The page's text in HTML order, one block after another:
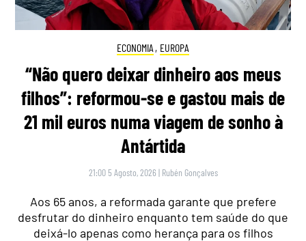
ECONOMIA , EUROPA
“Não quero deixar dinheiro aos meus
filhos”: reformou-se e gastou mais de
21 mil euros numa viagem de sonho à
Antártida
21:00 5 Agosto, 2026 | Rubén Gonçalves
Aos 65 anos, a reformada garante que prefere
desfrutar do dinheiro enquanto tem saúde do que
deixá-lo apenas como herança para os filhos